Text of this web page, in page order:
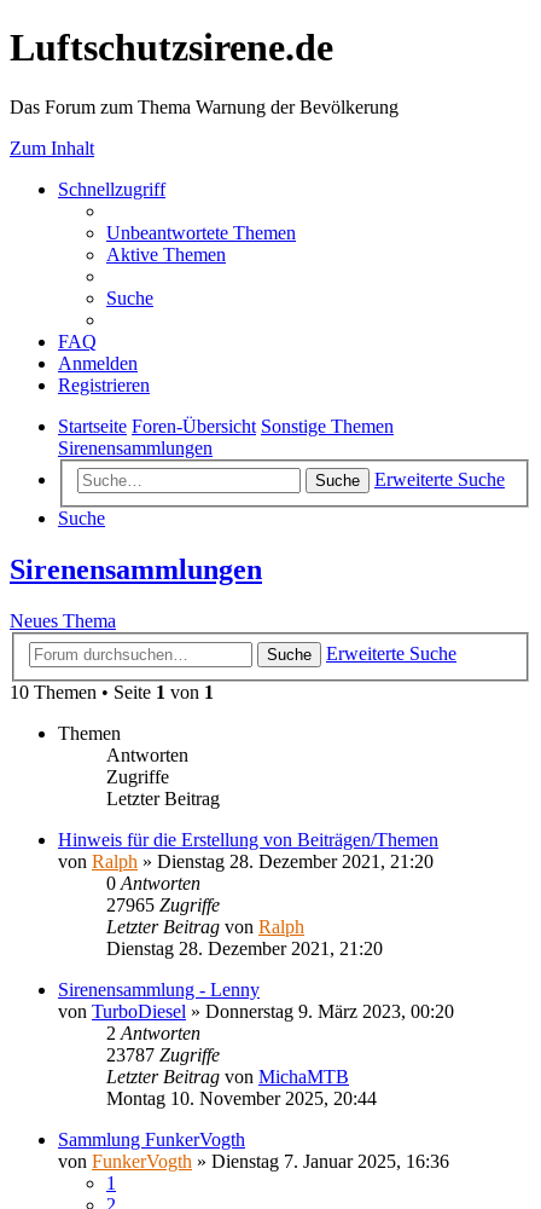
Luftschutzsirene.de
Das Forum zum Thema Warnung der Bevölkerung
Zum Inhalt
Schnellzugriff
Unbeantwortete Themen
Aktive Themen
Suche
FAQ
Anmelden
Registrieren
Startseite Foren-Übersicht Sonstige Themen
Sirenensammlungen
Suche
Erweiterte Suche
Suche
Sirenensammlungen
Neues Thema
Suche
Erweiterte Suche
10 Themen • Seite 1 von 1
Themen
Antworten
Zugriffe
Letzter Beitrag
Hinweis für die Erstellung von Beiträgen/Themen
von Ralph » Dienstag 28. Dezember 2021, 21:20
0 Antworten
27965 Zugriffe
Letzter Beitrag von Ralph
Dienstag 28. Dezember 2021, 21:20
Sirenensammlung - Lenny
von TurboDiesel » Donnerstag 9. März 2023, 00:20
2 Antworten
23787 Zugriffe
Letzter Beitrag von MichaMTB
Montag 10. November 2025, 20:44
Sammlung FunkerVogth
von FunkerVogth » Dienstag 7. Januar 2025, 16:36
1
2